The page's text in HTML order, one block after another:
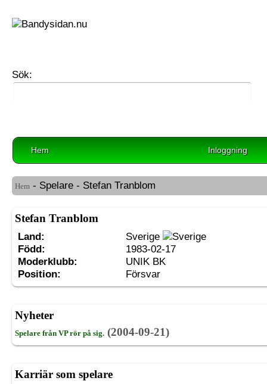
Sök:
Hem Inloggning
Hem - Spelare - Stefan Tranblom
Stefan Tranblom
Land:
Sverige
Född:
1983-02-17
Moderklubb:
UNIK BK
Position:
Försvar
Nyheter
Spelare från VP rör på sig. (2004-09-21)
Karriär som spelare